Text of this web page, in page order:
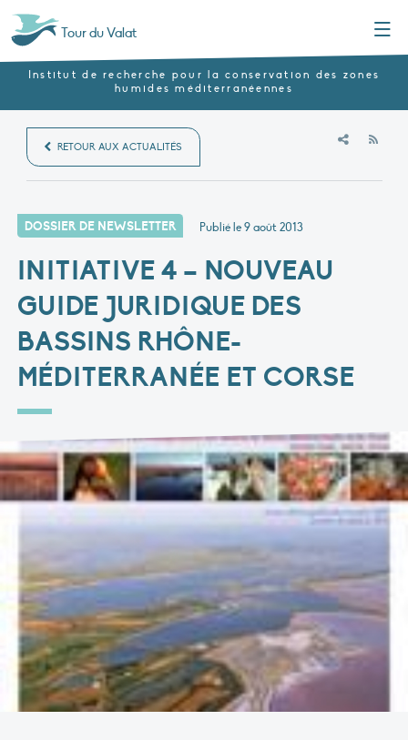
Tour du Valat
Institut de recherche pour la conservation des zones
humides méditerranéennes
RETOUR AUX ACTUALITÉS
DOSSIER DE NEWSLETTER Publié le9 août 2013
INITIATIVE 4 – NOUVEAU
GUIDE JURIDIQUE DES
BASSINS RHÔNE-
MÉDITERRANÉE ET CORSE